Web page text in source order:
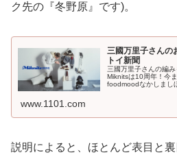
ク先の『冬野原』です)。
三國万里子さんの
トイ新聞
三國万里子さんの編み
Miknitsは10周年！今
foodmoodなかしまし
www.1101.com
説明によると、ほとんど表目と